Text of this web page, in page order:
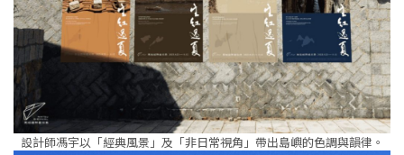
設計師馮宇以「經典風景」及「非日常視角」帶出島嶼的色調與韻律。